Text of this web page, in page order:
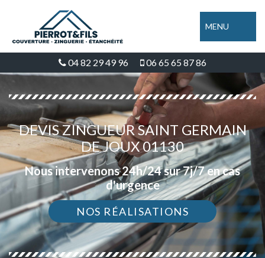
MENU
04 82 29 49 96 06 65 65 87 86
DEVIS ZINGUEUR SAINT GERMAIN
DE JOUX 01130
Nous intervenons 24h/24 sur 7j/7 en cas
d'urgence
NOS RÉALISATIONS